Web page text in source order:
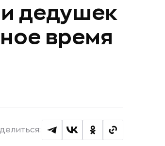
дедушек
время